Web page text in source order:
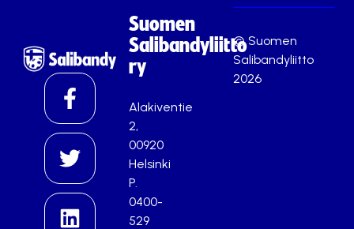
Suomen
Salibandyliitto
ry
Alakiventie
2,
00920
Helsinki
P.
0400-
529
© Suomen
Salibandyliitto
2026